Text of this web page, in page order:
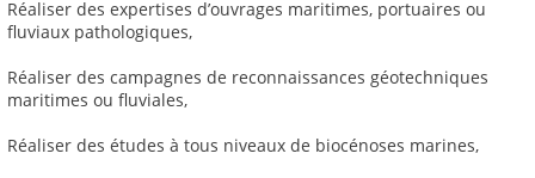
Réaliser des expertises d’ouvrages maritimes, portuaires ou
fluviaux pathologiques,
Réaliser des campagnes de reconnaissances géotechniques
maritimes ou fluviales,
Réaliser des études à tous niveaux de biocénoses marines,